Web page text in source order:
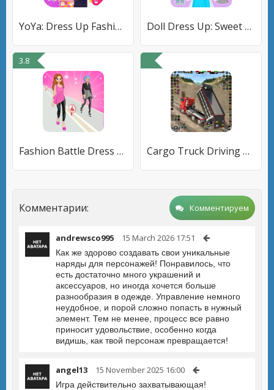
YoYa: Dress Up Fashion Girl Doll Dress Up: Sweet Girl
3.8
Fashion Battle Dress up Games Cargo Truck Driving Truck Game
Комментарии: Комментируем
andrewsco995 15 March 2026 17:51
Как же здорово создавать свои уникальные
наряды для персонажей! Понравилось, что
есть достаточно много украшений и
аксессуаров, но иногда хочется больше
разнообразия в одежде. Управление немного
неудобное, и порой сложно попасть в нужный
элемент. Тем не менее, процесс все равно
приносит удовольствие, особенно когда
видишь, как твой персонаж превращается!
angel13 15 November 2025 16:00
Игра действительно захватывающая!